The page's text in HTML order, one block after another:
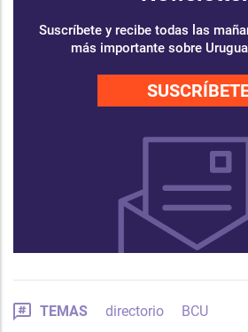
Suscríbete y recibe todas las
más importante sobre
TEMAS directorio BCU